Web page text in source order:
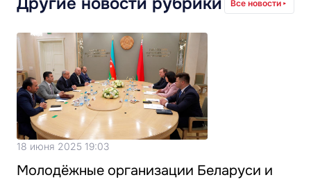
Все новости
18 июня 2025 19:03
Молодёжные организации Беларуси и